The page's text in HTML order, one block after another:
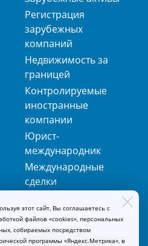
Регистрация
зарубежных
компаний
Недвижимость за
границей
Контролируемые
иностранные
компании
Юрист-
международник
Международные
сделки
регистрация
товарных знаков
этот сайт, Вы соглашаетесь с
файлов «cookies», персональных
собираемых посредством
программы «Яндекс.Метрика», в